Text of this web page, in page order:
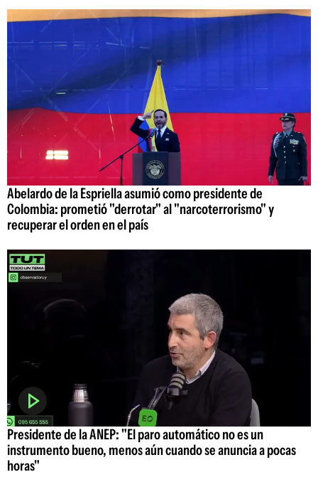
Abelardo de la Espriella asumió como presidente de
Colombia: prometió "derrotar" al "narcoterrorismo" y
recuperar el orden en el país
Presidente de la ANEP: "El paro automático no es un
instrumento bueno, menos aún cuando se anuncia a pocas
horas"